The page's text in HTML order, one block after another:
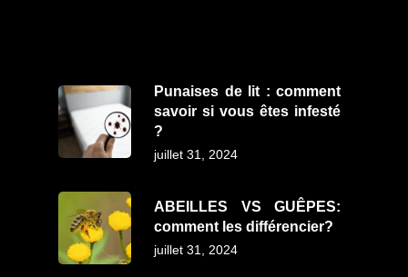
Punaises de lit : comment
savoir si vous êtes infesté
?
juillet 31, 2024
ABEILLES VS GUÊPES:
comment les différencier?
juillet 31, 2024